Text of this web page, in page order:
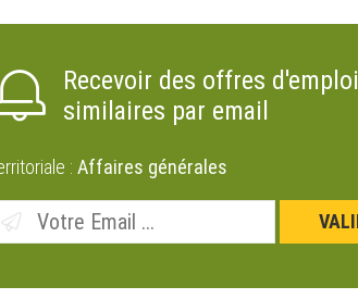
Recevoir des offres d'emploi
similaires par email
: Affaires générales